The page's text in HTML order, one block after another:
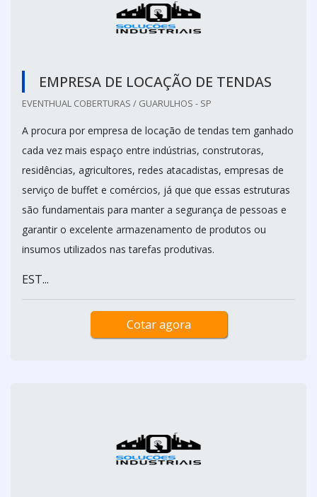
EMPRESA DE LOCAÇÃO DE TENDAS
EVENTHUAL COBERTURAS / GUARULHOS - SP
A procura por empresa de locação de tendas tem ganhado
cada vez mais espaço entre indústrias, construtoras,
residências, agricultores, redes atacadistas, empresas de
serviço de buffet e comércios, já que que essas estruturas
são fundamentais para manter a segurança de pessoas e
garantir o excelente armazenamento de produtos ou
insumos utilizados nas tarefas produtivas.
EST...
Cotar agora